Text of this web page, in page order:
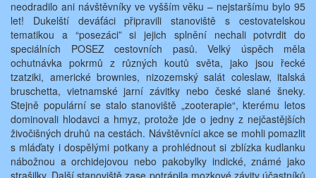
neodradilo ani návštěvníky ve vyšším věku – nejstaršímu bylo 95
let! Dukelští deváťáci připravili stanoviště s cestovatelskou
tematikou a “posezáci” si jejich splnění nechali potvrdit do
speciálních POSEZ cestovních pasů. Velký úspěch měla
ochutnávka pokrmů z různých koutů světa, jako jsou řecké
tzatziki, americké brownies, nizozemský salát coleslaw, italská
bruschetta, vietnamské jarní závitky nebo české slané šneky.
Stejně populární se stalo stanoviště „zooterapie“, kterému letos
dominovali hlodavci a hmyz, protože jde o jedny z nejčastějších
živočišných druhů na cestách. Návštěvníci akce se mohli pomazlit
s mláďaty i dospělými potkany a prohlédnout si zblízka kudlanku
nábožnou a orchidejovou nebo pakobylky indické, známé jako